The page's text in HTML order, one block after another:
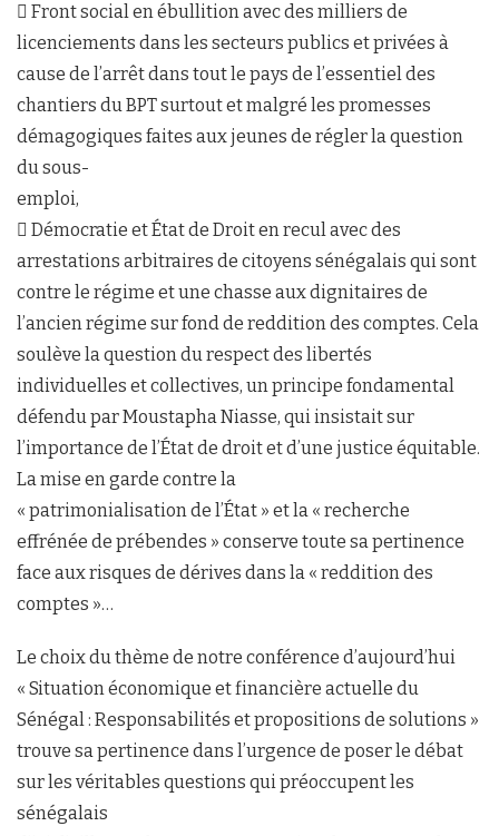
 Front social en ébullition avec des milliers de
licenciements dans les secteurs publics et privées à
cause de l’arrêt dans tout le pays de l’essentiel des
chantiers du BPT surtout et malgré les promesses
démagogiques faites aux jeunes de régler la question
du sous-
emploi,
 Démocratie et État de Droit en recul avec des
arrestations arbitraires de citoyens sénégalais qui sont
contre le régime et une chasse aux dignitaires de
l’ancien régime sur fond de reddition des comptes. Cela
soulève la question du respect des libertés
individuelles et collectives, un principe fondamental
défendu par Moustapha Niasse, qui insistait sur
l’importance de l’État de droit et d’une justice équitable.
La mise en garde contre la
« patrimonialisation de l’État » et la « recherche
effrénée de prébendes » conserve toute sa pertinence
face aux risques de dérives dans la « reddition des
comptes »…
Le choix du thème de notre conférence d’aujourd’hui
« Situation économique et financière actuelle du
Sénégal : Responsabilités et propositions de solutions »
trouve sa pertinence dans l’urgence de poser le débat
sur les véritables questions qui préoccupent les
sénégalais